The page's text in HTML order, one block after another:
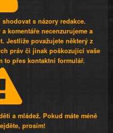
s názory redakce.
komentáře necenzurujeme a
Jestliže považujete některý z
práv či jinak poškozující vaše
to přes kontaktní formulář.
a mládež. Pokud máte méně
prosím!